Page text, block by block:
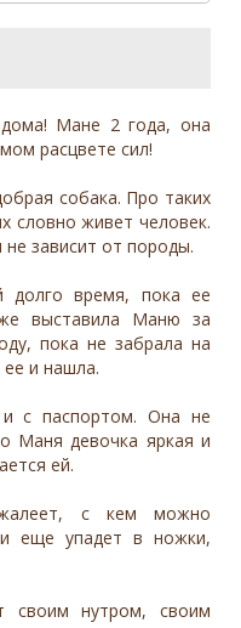
Мане 2 года, она
расцвете сил!
собака. Про таких
словно живет человек.
зависит от породы.
долго время, пока ее
выставила Маню за
пока не забрала на
ее и нашла.
и с паспортом. Она не
Маня девочка яркая и
ей.
с кем можно
еще упадет в ножки,
своим нутром, своим